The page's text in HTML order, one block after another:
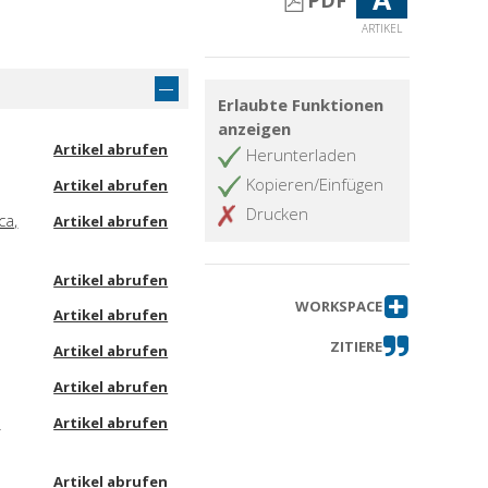
Artikel abrufen
Artikel abrufen
Artikel abrufen
Artikel abrufen
Artikel abrufen
Artikel abrufen
Artikel abrufen
Artikel abrufen
Artikel abrufen
ARTIKEL
Erlaubte Funktionen
anzeigen
Herunterladen
Kopieren/Einfügen
Drucken
WORKSPACE
ZITIERE